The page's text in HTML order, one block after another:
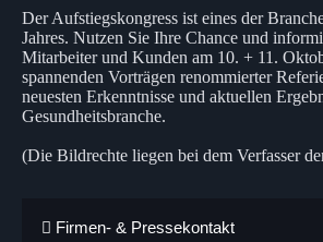
Der Aufstiegskongress ist eines der
Jahres. Nutzen Sie Ihre Chance und
Mitarbeiter und Kunden am 10. + 11.
spannenden Vorträgen renommierter
neuesten Erkenntnisse und aktuellen
Gesundheitsbranche.
(Die Bildrechte liegen bei dem Verfasser
Firmen- & Pressekontakt